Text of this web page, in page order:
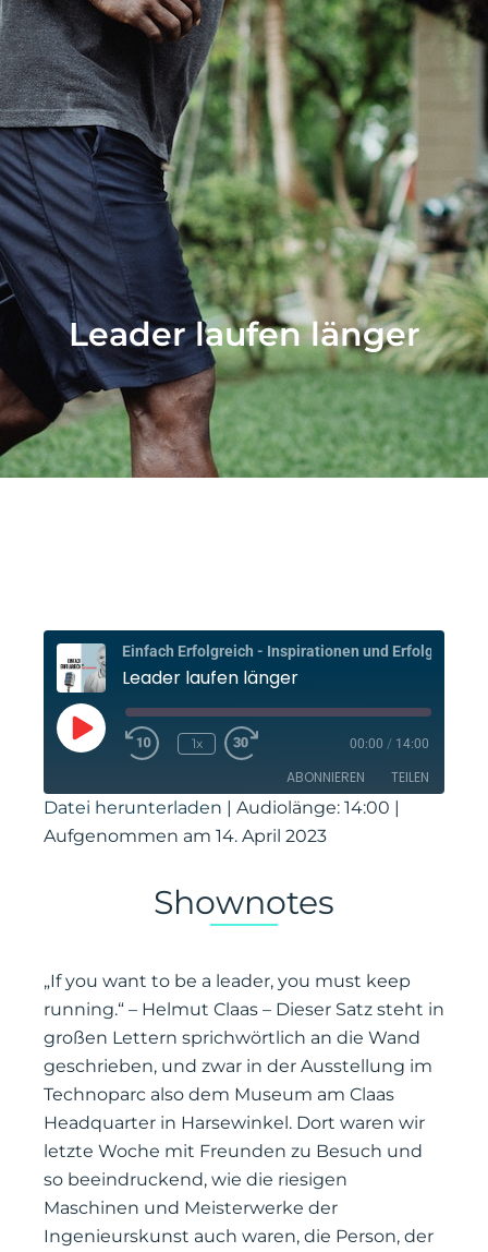
Leader laufen länger
Leader laufen länger
Play
Episode
1x 00:00 / 14:00
ABONNIEREN TEILEN
Amazon Apple Podcasts
Stitcher
TEILEN
Datei herunterladen | Audiolänge: 14:00 |
Aufgenommen am 14. April 2023
Shownotes
„If you want to be a leader, you must keep
running.“ – Helmut Claas – Dieser Satz steht in
großen Lettern sprichwörtlich an die Wand
geschrieben, und zwar in der Ausstellung im
Technoparc also dem Museum am Claas
Headquarter in Harsewinkel. Dort waren wir
letzte Woche mit Freunden zu Besuch und
so beeindruckend, wie die riesigen
Maschinen und Meisterwerke der
Ingenieurskunst auch waren, die Person, der